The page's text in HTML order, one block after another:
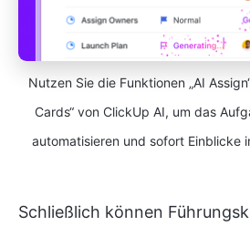
Nutzen Sie die Funktionen „AI
Cards“ von ClickUp AI, um das
automatisieren und sofort Einblicke
Schließlich können